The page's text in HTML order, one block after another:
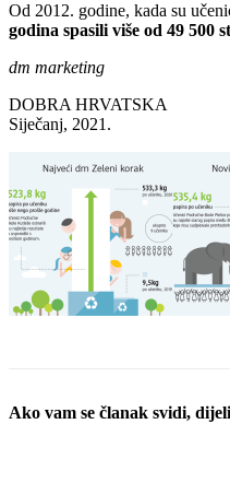
Od 2012. godine, kada su
godina spasili više od 49 500
dm marketing
DOBRA HRVATSKA
Siječanj, 2021.
Ako vam se članak svidi,